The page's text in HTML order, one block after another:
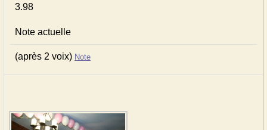
3.98
Note actuelle
(après 2 voix) Note